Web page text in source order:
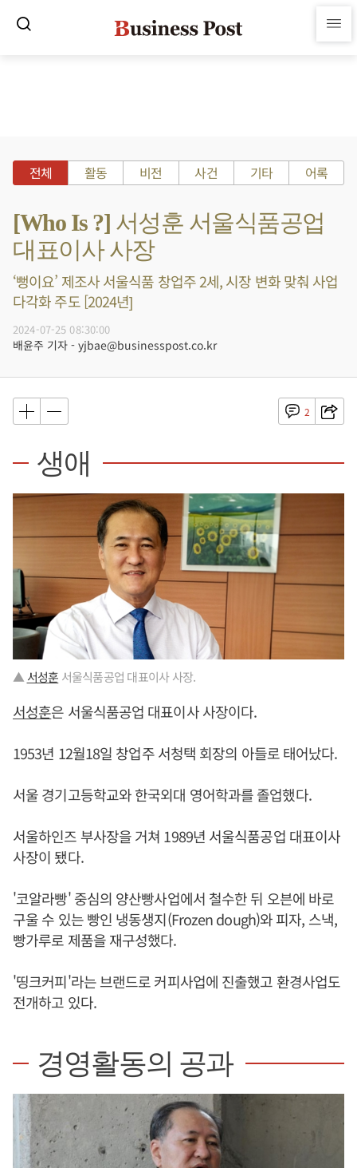
전체 활동 비전 사건 기타 어록
[Who Is ?] 서성훈 서울식품공업
대표이사 사장
‘뻥이요’ 제조사 서울식품 창업주 2세, 시장 변화 맞춰 사업
다각화 주도 [2024년]
2024-07-25 08:30:00
배윤주 기자 - yjbae@businesspost.co.kr
2
생애
▲ 서성훈 서울식품공업 대표이사 사장.
서성훈은 서울식품공업 대표이사 사장이다.
1953년 12월18일 창업주 서청택 회장의 아들로 태어났다.
서울 경기고등학교와 한국외대 영어학과를 졸업했다.
서울하인즈 부사장을 거쳐 1989년 서울식품공업 대표이사
사장이 됐다.
'코알라빵' 중심의 양산빵사업에서 철수한 뒤 오븐에 바로
구울 수 있는 빵인 냉동생지(Frozen dough)와 피자, 스낵,
빵가루로 제품을 재구성했다.
'띵크커피'라는 브랜드로 커피사업에 진출했고 환경사업도
전개하고 있다.
경영활동의 공과